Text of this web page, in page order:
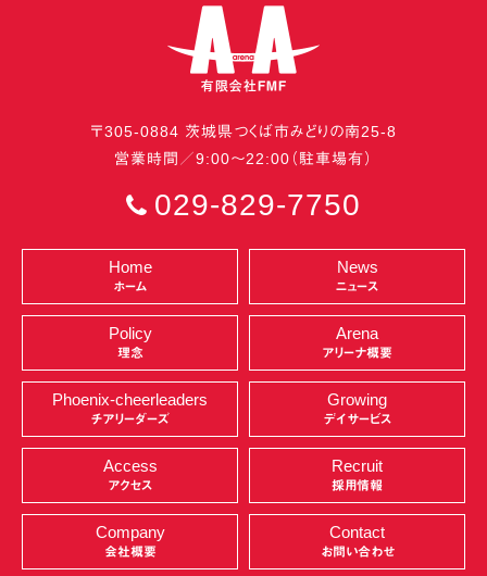
〒305-0884 茨城県つくば市みどりの南25-8
営業時間／9:00〜22:00（駐車場有）
029-829-7750
Home
ホーム
News
ニュース
Policy
理念
Arena
アリーナ概要
Phoenix-cheerleaders
チアリーダーズ
Growing
デイサービス
Access
アクセス
Recruit
採用情報
Company
会社概要
Contact
お問い合わせ